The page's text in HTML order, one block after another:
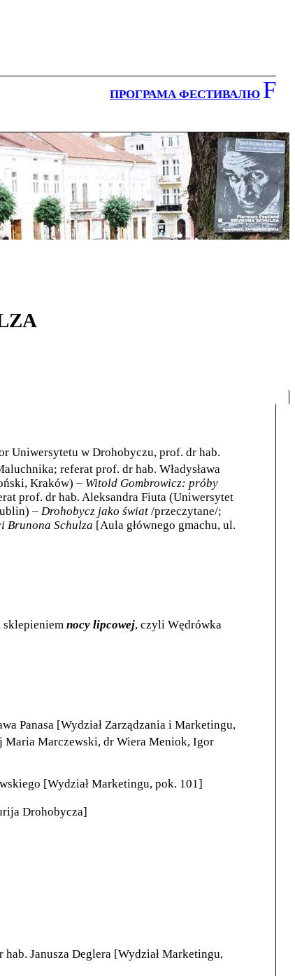
ПРОГРАМА ФЕСТИВАЛЮ F
Uniwersytetu w Drohobyczu, prof. dr hab.
referat prof. dr hab. Władysława
Kraków) – Witold Gombrowicz: próby
prof. dr hab. Aleksandra Fiuta (Uniwersytet
– Drohobycz jako świat/przeczytane/;
Brunona Schulza [Aula głównego gmachu, ul.
nocy lipcowej, czyli Wędrówka
Panasa [Wydział Zarządzania i Marketingu,
Maria Marczewski, dr Wiera Meniok, Igor
[Wydział Marketingu, pok. 101]
Drohobycza]
Janusza Deglera [Wydział Marketingu,